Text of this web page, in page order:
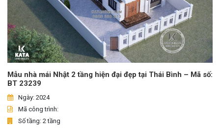
Mẫu nhà mái Nhật 2 tầng hiện đại đẹp tại Thái Bình – Mã số:
BT 23239
Ngày: 2024
Mã công trình:
Số tầng: 2 tầng